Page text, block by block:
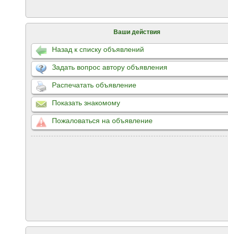
Ваши действия
Назад к списку объявлений
Задать вопрос автору объявления
Распечатать объявление
Показать знакомому
Пожаловаться на объявление